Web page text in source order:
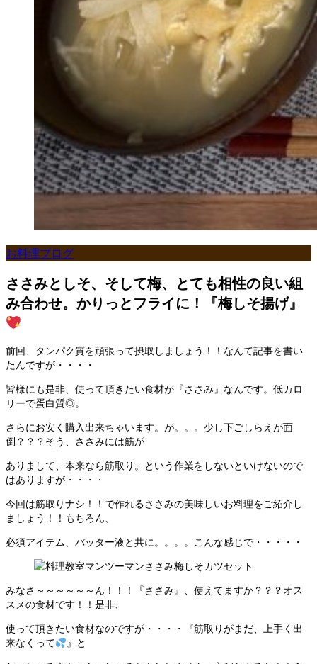
お料理ブログ
ささみとしそ、そして梅、とても相性の良い組
み合わせ。かりっとフライに！『梅しそ揚げ』
前回、タンパク質を頑張って摂取しましょう！！なんて記事を書い
たんですが・・・・
皆様にも是非、使って頂きたい食材が『ささみ』なんです。低カロ
リーで蛋白質◎。
さらにお安く購入出来ちゃいます。が。。。少し下ごしらえが面
倒？？？そう、ささみには筋が
ありまして、本来なら筋取り。という作業をしないといけないので
はありますが・・・・
今回は筋取りナシ！！で作れるささみの美味しいお料理をご紹介し
ましょう！！もちろん、
必須アイテム、バッター液と共に。。。。こんな感じで・・・・・
みなさ～～～～～～ん！！！『ささみ』、使えてますか？？？オス
スメの食材です！！是非、
使って頂きたい食材なのですが・・・・『筋取りがまだ、上手く出
来なくって
』と